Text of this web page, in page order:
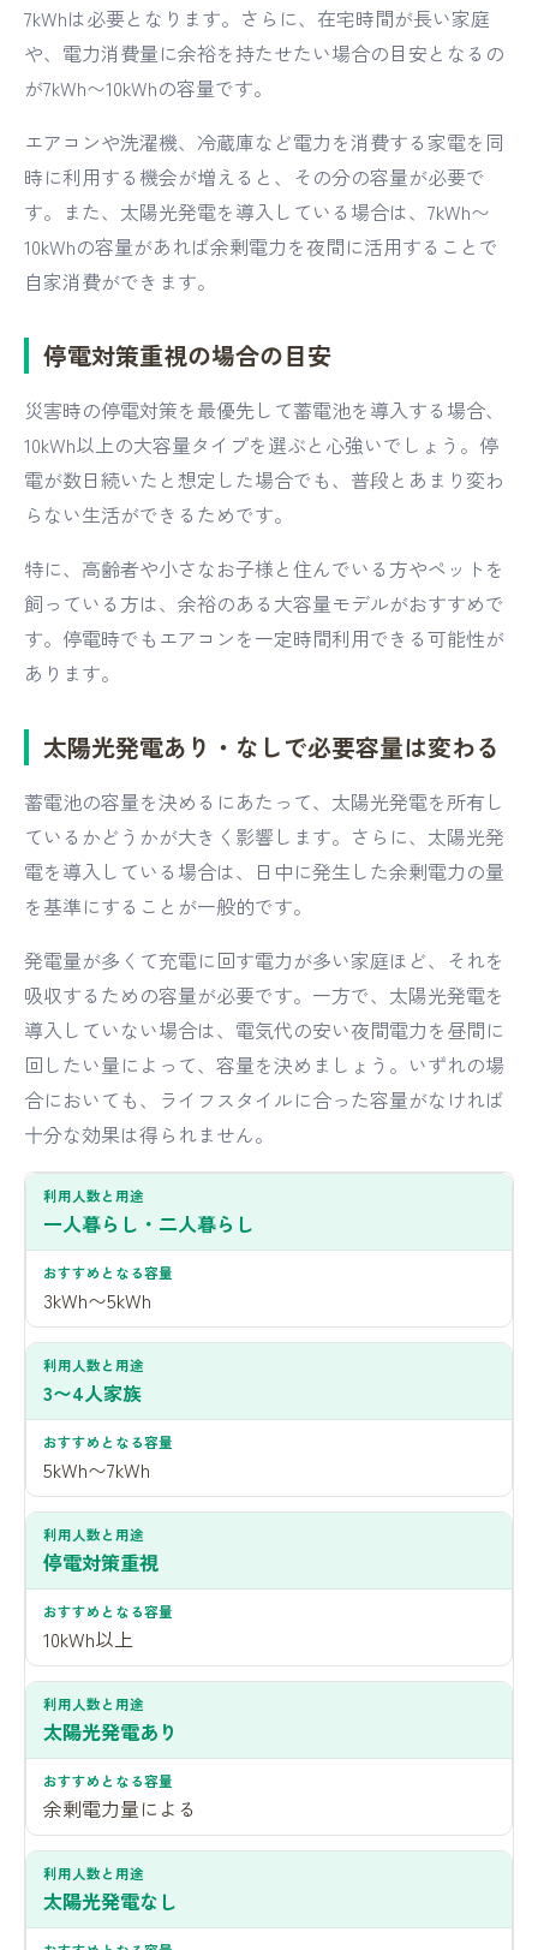
7kWhは必要となります。さらに、在宅時間が長い家庭
や、電力消費量に余裕を持たせたい場合の目安となるの
が7kWh〜10kWhの容量です。
エアコンや洗濯機、冷蔵庫など電力を消費する家電を同
時に利用する機会が増えると、その分の容量が必要で
す。また、太陽光発電を導入している場合は、7kWh〜
10kWhの容量があれば余剰電力を夜間に活用することで
自家消費ができます。
停電対策重視の場合の目安
災害時の停電対策を最優先して蓄電池を導入する場合、
10kWh以上の大容量タイプを選ぶと心強いでしょう。停
電が数日続いたと想定した場合でも、普段とあまり変わ
らない生活ができるためです。
特に、高齢者や小さなお子様と住んでいる方やペットを
飼っている方は、余裕のある大容量モデルがおすすめで
す。停電時でもエアコンを一定時間利用できる可能性が
あります。
太陽光発電あり・なしで必要容量は変わる
蓄電池の容量を決めるにあたって、太陽光発電を所有し
ているかどうかが大きく影響します。さらに、太陽光発
電を導入している場合は、日中に発生した余剰電力の量
を基準にすることが一般的です。
発電量が多くて充電に回す電力が多い家庭ほど、それを
吸収するための容量が必要です。一方で、太陽光発電を
導入していない場合は、電気代の安い夜間電力を昼間に
回したい量によって、容量を決めましょう。いずれの場
合においても、ライフスタイルに合った容量がなければ
十分な効果は得られません。
一人暮らし・二人暮らし
3kWh〜5kWh
3〜4人家族
5kWh〜7kWh
停電対策重視
10kWh以上
太陽光発電あり
余剰電力量による
太陽光発電なし